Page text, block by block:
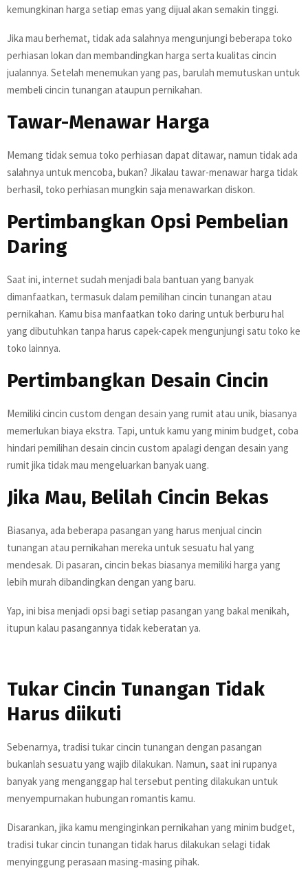
kemungkinan harga setiap emas yang dijual akan semakin tinggi.
Jika mau berhemat, tidak ada salahnya mengunjungi beberapa toko
perhiasan lokan dan membandingkan harga serta kualitas cincin
jualannya. Setelah menemukan yang pas, barulah memutuskan untuk
membeli cincin tunangan ataupun pernikahan.
Tawar-Menawar Harga
Memang tidak semua toko perhiasan dapat ditawar, namun tidak ada
salahnya untuk mencoba, bukan? Jikalau tawar-menawar harga tidak
berhasil, toko perhiasan mungkin saja menawarkan diskon.
Pertimbangkan Opsi Pembelian
Daring
Saat ini, internet sudah menjadi bala bantuan yang banyak
dimanfaatkan, termasuk dalam pemilihan cincin tunangan atau
pernikahan. Kamu bisa manfaatkan toko daring untuk berburu hal
yang dibutuhkan tanpa harus capek-capek mengunjungi satu toko ke
toko lainnya.
Pertimbangkan Desain Cincin
Memiliki cincin custom dengan desain yang rumit atau unik, biasanya
memerlukan biaya ekstra. Tapi, untuk kamu yang minim budget, coba
hindari pemilihan desain cincin custom apalagi dengan desain yang
rumit jika tidak mau mengeluarkan banyak uang.
Jika Mau, Belilah Cincin Bekas
Biasanya, ada beberapa pasangan yang harus menjual cincin
tunangan atau pernikahan mereka untuk sesuatu hal yang
mendesak. Di pasaran, cincin bekas biasanya memiliki harga yang
lebih murah dibandingkan dengan yang baru.
Yap, ini bisa menjadi opsi bagi setiap pasangan yang bakal menikah,
itupun kalau pasangannya tidak keberatan ya.
Tukar Cincin Tunangan Tidak
Harus diikuti
Sebenarnya, tradisi tukar cincin tunangan dengan pasangan
bukanlah sesuatu yang wajib dilakukan. Namun, saat ini rupanya
banyak yang menganggap hal tersebut penting dilakukan untuk
menyempurnakan hubungan romantis kamu.
Disarankan, jika kamu menginginkan pernikahan yang minim budget,
tradisi tukar cincin tunangan tidak harus dilakukan selagi tidak
menyinggung perasaan masing-masing pihak.